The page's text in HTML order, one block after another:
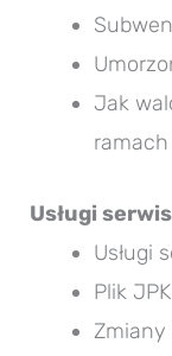
Jak
Usługi
Usługi
Plik
Zmiany